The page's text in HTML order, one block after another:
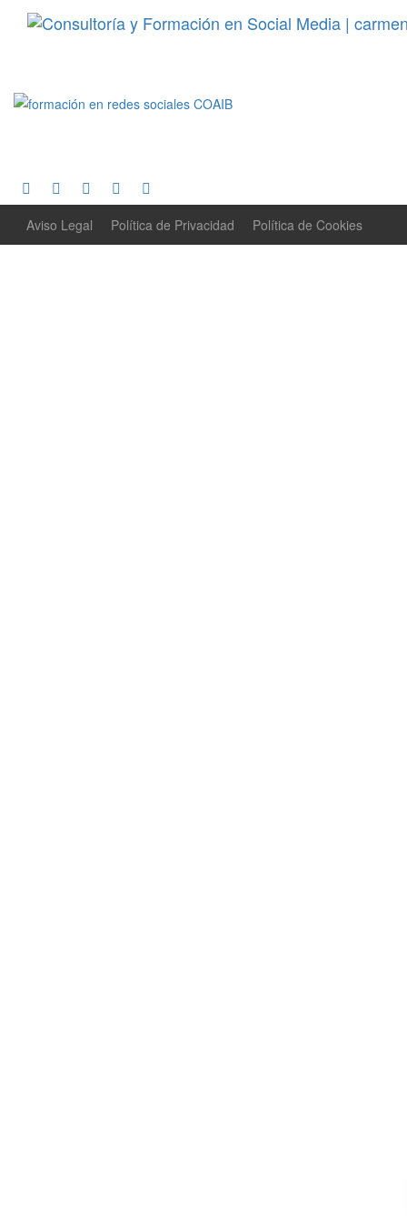
Aviso Legal Política de Privacidad Política de Cookies